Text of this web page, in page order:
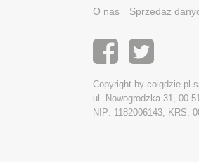
O nas Sprzedaż
Copyright by coigdzie.pl
ul. Nowogrodzka 31, 00-
NIP: 1182006143, KRS: